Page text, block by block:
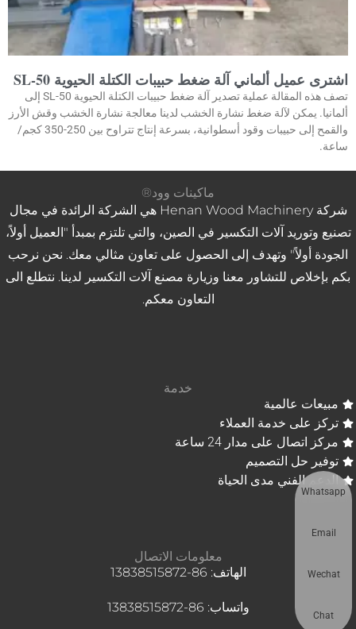
اشترى عميل ألماني آلة ضغط حبيبات الكتلة الحيوية SL-50
تصف هذه المقالة عملية تصدير آلة ضغط حبيبات الكتلة الحيوية SL-50 إلى
ألمانيا. يمكن لآلة ضغط نشارة الخشب لدينا معالجة نشارة الخشب وقش الأرز
والقمح إلى حبيبات وقود أسطوانية، بسرعة إنتاج تتراوح بين 250-350 كجم/
ساعة.
ماكينات وود®
شركة Henan Wood Machinery هي الشركة الرائدة في مجال
تصنيع وتوريد آلات التكسير في الصين، والتي تلتزم بمبدأ "العميل أولاً،
الجودة أولاً" وتهدف إلى الحصول على تعاون مثالي معك. نحن نرحب
بكم بإخلاص للتشاور معنا وزيارة مصنع آلات التكسير لدينا. نتطلع الى
التعاون معكم.
خدمة
مبيعات عالمية
تركز على خدمة العملاء
مركز اتصال على مدار 24 ساعة
توفير حل التصميم
الدعم الفني مدى الحياة
معلومات الاتصال
الهاتف: 86-13838515872
واتساب: 86-13838515872
Whatsapp
Email
Wechat
Chat